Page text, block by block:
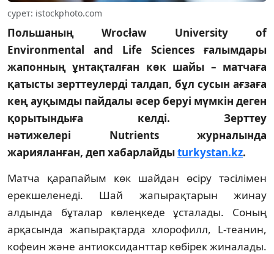
сурет: istockphoto.com
Польшаның Wrocław University of
Environmental and Life Sciences ғалымдары
жапонның ұнтақталған көк шайы – матчаға
қатысты зерттеулерді талдап, бұл сусын ағзаға
кең ауқымды пайдалы әсер беруі мүмкін деген
қорытындыға келді. Зерттеу
нәтижелері Nutrients журналында
жарияланған, деп хабарлайдыturkystan.kz.
Матча қарапайым көк шайдан өсіру тәсілімен
ерекшеленеді. Шай жапырақтарын жинау
алдында бұталар көлеңкеде ұсталады. Соның
арқасында жапырақтарда хлорофилл, L-теанин,
кофеин және антиоксиданттар көбірек жиналады.